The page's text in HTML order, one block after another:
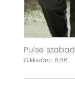
Pulse
Cikkszám: 6416